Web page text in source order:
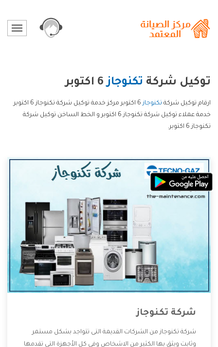
توكيل شركة تكنوجاز6 اكتوبر
ارقام توكيل شركة تكنوجاز
6 اكتوبر مركز خدمة توكيل شركة تكنوجاز 6 اكتوبر
خدمة عملاء توكيل شركة تكنوجاز 6 اكتوبر و الخط الساخن توكيل شركة
تكنوجاز 6 اكتوبر.
شركة تكنوجاز
شركة تكنوجاز من الشركات القديمة التى تتواجد بشكل مستمر
وثابت ويثق بها الكثير من الاشخاص وفى كل الأجهزة التى تقدمها